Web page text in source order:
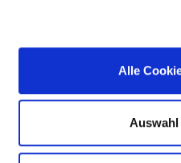
Alle
Mittelfranken, Anstalt